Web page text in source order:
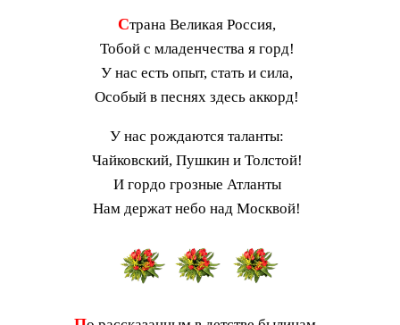
Страна Великая Россия,
Тобой с младенчества я горд!
У нас есть опыт, стать и сила,
Особый в песнях здесь аккорд!
У нас рождаются таланты:
Чайковский, Пушкин и Толстой!
И гордо грозные Атланты
Нам держат небо над Москвой!